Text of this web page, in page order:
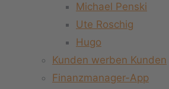
Michael Penski
Ute Roschig
Hugo
Kunden werben Kunden
Finanzmanager-App